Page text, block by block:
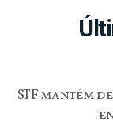
STF mantém